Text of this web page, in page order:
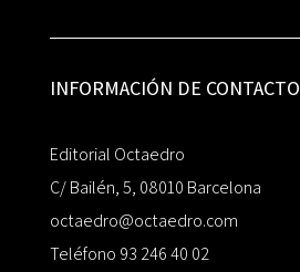
INFORMACIÓN DE CONTACTO
Editorial Octaedro
C/ Bailén, 5, 08010 Barcelona
octaedro@octaedro.com
Teléfono 93 246 40 02